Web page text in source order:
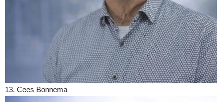
13. Cees Bonnema